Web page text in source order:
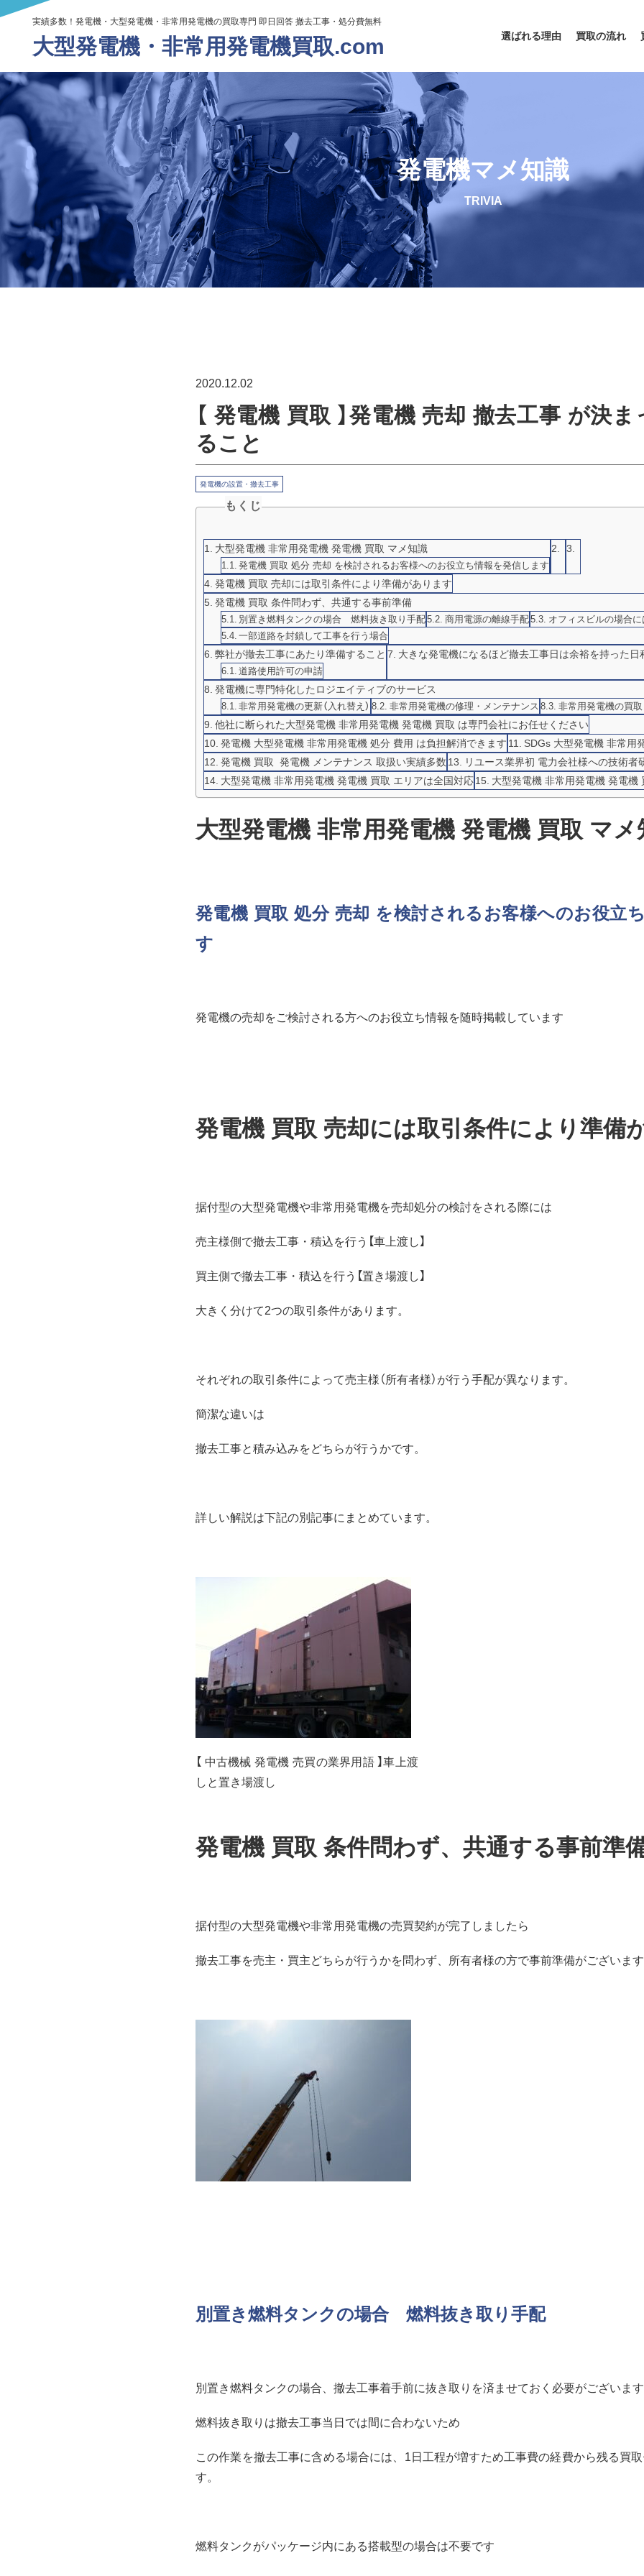
実績多数！発電機・大型発電機・非常用発電機の買取専門 即日回答 撤去工事・処分費無料
大型発電機・ 非常用発電機買取.com 選ばれる理由 買取の流れ
発電機マメ知識
TRIVIA
2020.12.02
【 発電機 買取 】発電機 売却 撤去工事 が決
ること
発電機の設置・撤去工事
もくじ
大型発電機 非常用発電機 発電機 買取 マメ知識
発電機 買取 処分 売却 を検討されるお客様へのお役立ち情報を発信します
発電機 買取 売却には取引条件により準備があります
発電機 買取 条件問わず、共通する事前準備
別置き燃料タンクの場合 燃料抜き取り手配 商用電源の離線手配
オフィスビルの場合
一部道路を封鎖して工事を行う場合
弊社が撤去工事にあたり準備すること
道路使用許可の申請
大きな発電機になるほど撤去工事日は余裕を持った日
発電機に専門特化したロジエイティブのサービス
非常用発電機の更新（入れ替え） 非常用発電機の修理・メンテナンス 非常用発電機の買
他社に断られた大型発電機 非常用発電機 発電機 買取 は専門会社にお任せください
発電機 大型発電機 非常用発電機 処分 費用 は負担解消できます
SDGs 大型発電機 非常用
発電機 買取 発電機 メンテナンス 取扱い実績多数
リユース業界初 電力会社様への技術者
大型発電機 非常用発電機 発電機 買取 エリアは全国対応
大型発電機 非常用発電機 発電機
大型発電機 非常用発電機 発電機 買取 マメ
発電機 買取 処分 売却 を検討されるお客様へのお役立
す
発電機の売却をご検討される方へのお役立ち情報を随時掲載しています
発電機 買取 売却には取引条件により準備
据付型の大型発電機や非常用発電機を売却処分の検討をされる際には
売主様側で撤去工事・積込を行う【車上渡し】
買主側で撤去工事・積込を行う【置き場渡し】
大きく分けて2つの取引条件があります。
それぞれの取引条件によって売主様（所有者様）が行う手配が異なります。
簡潔な違いは
撤去工事と積み込みをどちらが行うかです。
詳しい解説は下記の別記事にまとめています。
【 中古機械 発電機 売買の業界用語 】車上渡
しと置き場渡し
発電機 買取 条件問わず、共通する事前準
据付型の大型発電機や非常用発電機の売買契約が完了しましたら
撤去工事を売主・買主どちらが行うかを問わず、所有者様の方で事前準備がございま
別置き燃料タンクの場合 燃料抜き取り手配
別置き燃料タンクの場合、撤去工事着手前に抜き取りを済ませておく必要がございま
燃料抜き取りは撤去工事当日では間に合わないため
この作業を撤去工事に含める場合には、1日工程が増すため工事費の経費から残る買
す。
燃料タンクがパッケージ内にある搭載型の場合は不要です